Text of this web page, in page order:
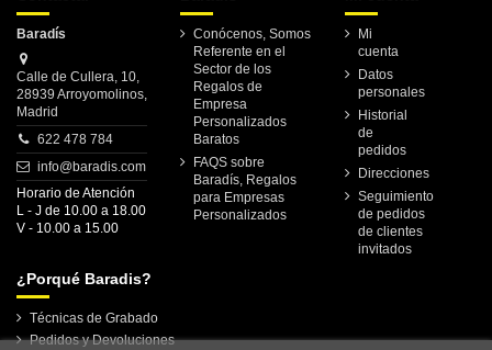
Baradís
Calle de Cullera, 10,
28939 Arroyomolinos,
Madrid
622 478 784
info@baradis.com
Horario de Atención
L - J de 10.00 a 18.00
V - 10.00 a 15.00
Conócenos, Somos
Referente en el
Sector de los
Regalos de
Empresa
Personalizados
Baratos
FAQS sobre
Baradís, Regalos
para Empresas
Personalizados
Mi
cuenta
Datos
personales
Historial
de
pedidos
Direcciones
Seguimiento
de pedidos
de clientes
invitados
¿Porqué Baradis?
Técnicas de Grabado
Pedidos y Devoluciones